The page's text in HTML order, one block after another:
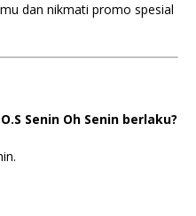
dan nikmati promo spesial
Senin Oh Senin berlaku?